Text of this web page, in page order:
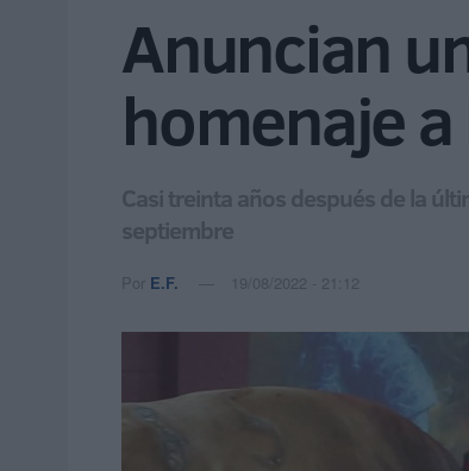
Anuncian
homenaje
Casi treinta años después de la
septiembre
Por E.F. 19/08/2022 - 21:12